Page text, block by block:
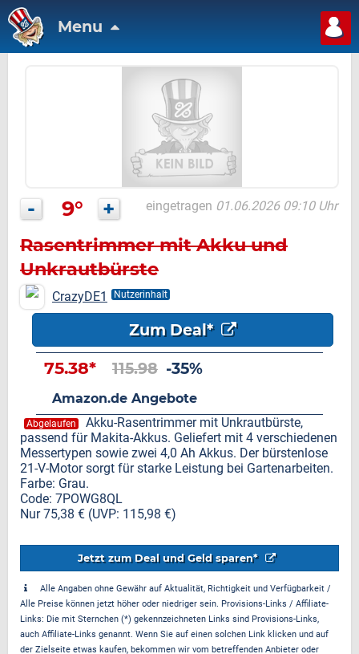
Menu
- 9° + eingetragen 01.06.2026 09:10 Uhr
Rasentrimmer mit Akku und
Unkrautbürste
CrazyDE1 Nutzerinhalt
Zum Deal*
75.38* 115.98 -35%
Amazon.de Angebote
Abgelaufen
Akku-Rasentrimmer mit Unkrautbürste,
passend für Makita-Akkus. Geliefert mit 4 verschiedenen
Messertypen sowie zwei 4,0 Ah Akkus. Der bürstenlose
21-V-Motor sorgt für starke Leistung bei Gartenarbeiten.
Farbe: Grau.
Code: 7POWG8QL
Nur 75,38 € (UVP: 115,98 €)
Jetzt zum Deal und Geld sparen*
Alle Angaben ohne Gewähr auf Aktualität, Richtigkeit und Verfügbarkeit /
Alle Preise können jetzt höher oder niedriger sein. Provisions-Links / Affiliate-
Links: Die mit Sternchen (*) gekennzeichneten Links sind Provisions-Links,
auch Affiliate-Links genannt. Wenn Sie auf einen solchen Link klicken und auf
der Zielseite etwas kaufen, bekommen wir vom betreffenden Anbieter oder